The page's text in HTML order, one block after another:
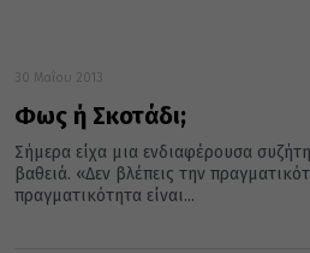
30 Μαΐου 2013
Φως ή Σκοτάδι;
Σήμερα είχα μια ενδιαφέρουσα
βαθειά. «Δεν βλέπεις την
πραγματικότητα είναι...